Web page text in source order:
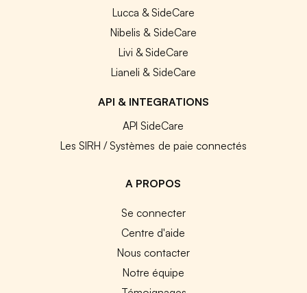
Lucca & SideCare
Nibelis & SideCare
Livi & SideCare
Lianeli & SideCare
API & INTEGRATIONS
API SideCare
Les SIRH / Systèmes de paie connectés
A PROPOS
Se connecter
Centre d'aide
Nous contacter
Notre équipe